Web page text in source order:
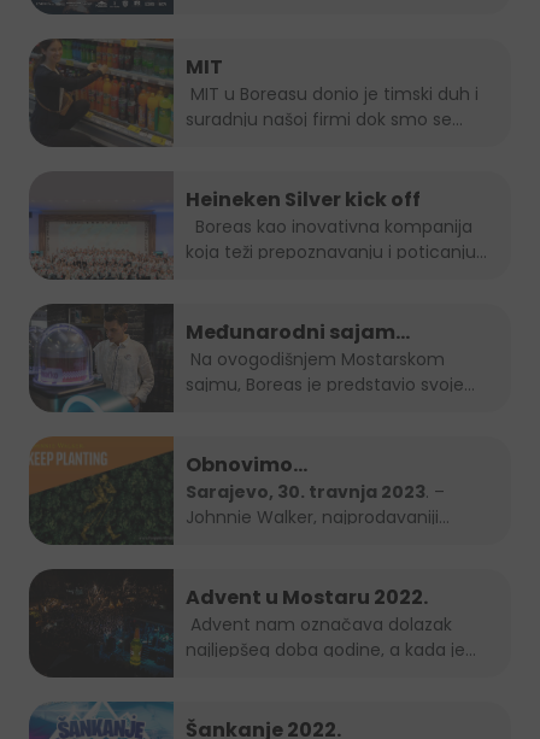
MIT
suradnju našoj firmi dok smo se...
Heineken Silver kick off
koja teži prepoznavanju i poticanju
Međunarodni sajam
gospodarstva Mostar 2023.
sajmu, Boreas je predstavio svoje
Obnovimo
bosanskohercegovačke šume
zajedno – Keep Planting
Sarajevo, 30. travnja 2023. –
Johnnie Walker, najprodavaniji
Advent u Mostaru 2022.
najljepšeg doba godine, a kada je
Šankanje 2022.